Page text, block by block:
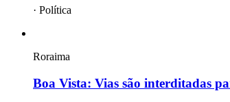
· Política
Roraima
Boa Vista: Vias são interditadas